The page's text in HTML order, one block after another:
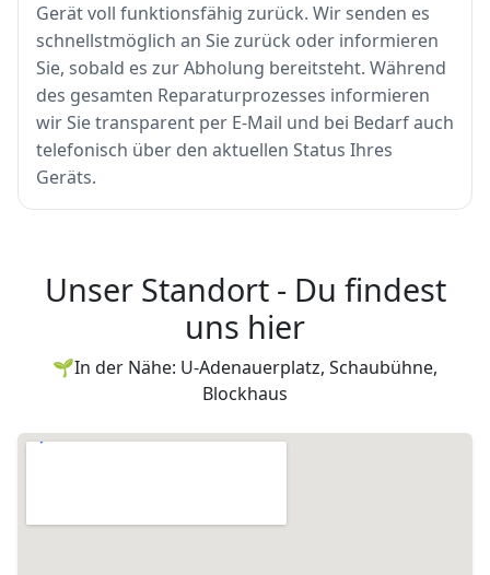
Gerät voll funktionsfähig zurück. Wir senden es
schnellstmöglich an Sie zurück oder informieren
Sie, sobald es zur Abholung bereitsteht. Während
des gesamten Reparaturprozesses informieren
wir Sie transparent per E-Mail und bei Bedarf auch
telefonisch über den aktuellen Status Ihres
Geräts.
Unser Standort - Du findest
uns hier
🌱In der Nähe: U-Adenauerplatz, Schaubühne,
Blockhaus